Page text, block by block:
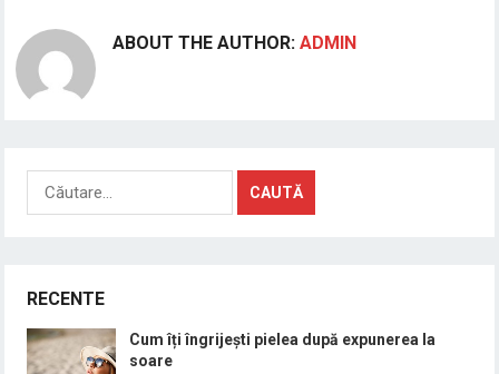
ABOUT THE AUTHOR:ADMIN
Caută
după:
RECENTE
Cum îți îngrijești pielea după expunerea la
soare